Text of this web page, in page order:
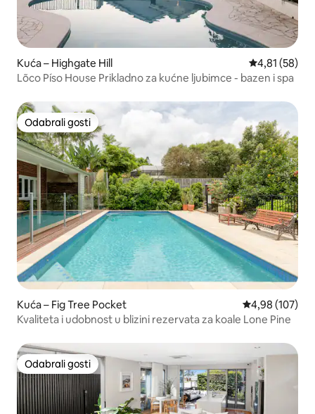
Kuća – Highgate Hill Prosječna
4,81 (58)
Lõco Píso House Prikladno za kućne ljubimce - bazen i spa
Odabrali gosti
Odabrali gosti
Kuća – Fig Tree Pocket Prosječna
4,98 (107)
Kvaliteta i udobnost u blizini rezervata za koale Lone Pine
Odabrali gosti
Odabrali gosti